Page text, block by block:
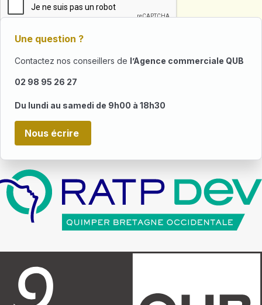
Une question ?
Contactez nos conseillers de l’Agence commerciale QUB
02 98 95 26 27
Du lundi au samedi de 9h00 à 18h30
Nous écrire